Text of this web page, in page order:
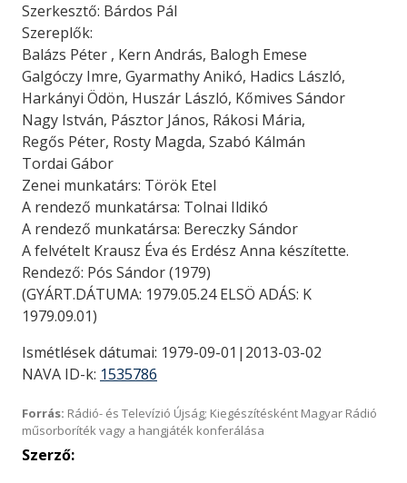
Szerkesztő: Bárdos Pál
Szereplők:
Balázs Péter , Kern András, Balogh Emese
Galgóczy Imre, Gyarmathy Anikó, Hadics László,
Harkányi Ödön, Huszár László, Kőmives Sándor
Nagy István, Pásztor János, Rákosi Mária,
Regős Péter, Rosty Magda, Szabó Kálmán
Tordai Gábor
Zenei munkatárs: Török Etel
A rendező munkatársa: Tolnai Ildikó
A rendező munkatársa: Bereczky Sándor
A felvételt Krausz Éva és Erdész Anna készítette.
Rendező: Pós Sándor (1979)
(GYÁRT.DÁTUMA: 1979.05.24 ELSÖ ADÁS: K
1979.09.01)
Ismétlések dátumai: 1979-09-01|2013-03-02
NAVA ID-k: 1535786
Forrás: Rádió- és Televízió Újság; Kiegészítésként Magyar Rádió
műsorboríték vagy a hangjáték konferálása
Szerző: